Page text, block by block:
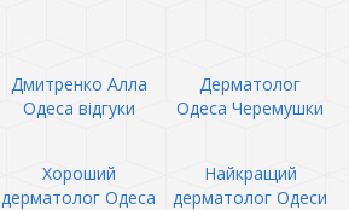
Дмитренко Алла
Одеса відгуки
Дерматолог
Одеса Черемушки
Хороший
дерматолог Одеса
Найкращий
дерматолог Одеси